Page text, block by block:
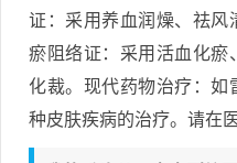
证：采用养血润燥、祛风
瘀阻络证：采用活血化瘀
化裁。现代药物治疗：如
种皮肤疾病的治疗。请在